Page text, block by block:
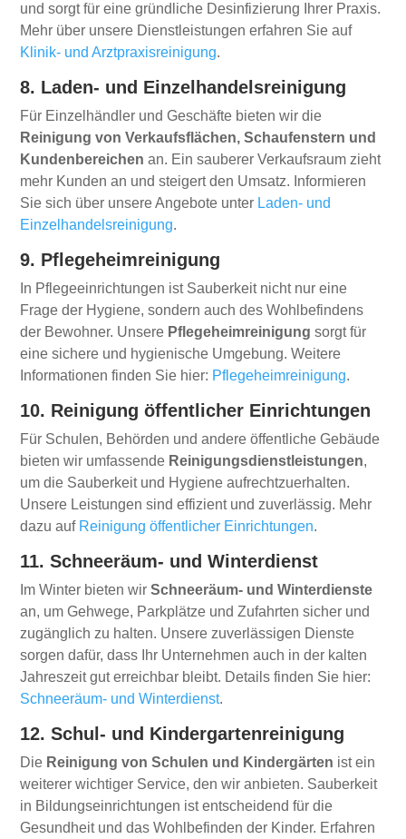
und sorgt für eine gründliche Desinfizierung Ihrer Praxis.
Mehr über unsere Dienstleistungen erfahren Sie auf
Klinik- und Arztpraxisreinigung.
8. Laden- und Einzelhandelsreinigung
Für Einzelhändler und Geschäfte bieten wir die
Reinigung von Verkaufsflächen, Schaufenstern und
Kundenbereichen an. Ein sauberer Verkaufsraum zieht
mehr Kunden an und steigert den Umsatz. Informieren
Sie sich über unsere Angebote unter Laden- und
Einzelhandelsreinigung.
9. Pflegeheimreinigung
In Pflegeeinrichtungen ist Sauberkeit nicht nur eine
Frage der Hygiene, sondern auch des Wohlbefindens
der Bewohner. Unsere Pflegeheimreinigung sorgt für
eine sichere und hygienische Umgebung. Weitere
Informationen finden Sie hier: Pflegeheimreinigung.
10. Reinigung öffentlicher Einrichtungen
Für Schulen, Behörden und andere öffentliche Gebäude
bieten wir umfassende Reinigungsdienstleistungen,
um die Sauberkeit und Hygiene aufrechtzuerhalten.
Unsere Leistungen sind effizient und zuverlässig. Mehr
dazu auf Reinigung öffentlicher Einrichtungen.
11. Schneeräum- und Winterdienst
Im Winter bieten wirSchneeräum- und Winterdienste
an, um Gehwege, Parkplätze und Zufahrten sicher und
zugänglich zu halten. Unsere zuverlässigen Dienste
sorgen dafür, dass Ihr Unternehmen auch in der kalten
Jahreszeit gut erreichbar bleibt. Details finden Sie hier:
Schneeräum- und Winterdienst.
12. Schul- und Kindergartenreinigung
Die Reinigung von Schulen und Kindergärten ist ein
weiterer wichtiger Service, den wir anbieten. Sauberkeit
in Bildungseinrichtungen ist entscheidend für die
Gesundheit und das Wohlbefinden der Kinder. Erfahren